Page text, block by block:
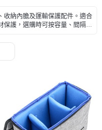
收納內膽及運輸保護配件。適合
保護，選購時可按容量、間隔、